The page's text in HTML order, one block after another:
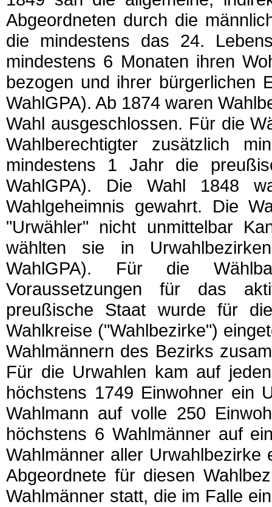
Abgeordneten durch die
die mindestens das 24.
mindestens 6 Monaten ihren
bezogen und ihrer bürgerlichen
WahlGPA). Ab 1874 waren
Wahl ausgeschlossen. Für die
Wahlberechtigter zusätzlich
mindestens 1 Jahr die
WahlGPA). Die Wahl 1848
Wahlgeheimnis gewahrt. Die
"Urwähler" nicht unmittelbar
wählten sie in
WahlGPA). Für die
Voraussetzungen für das
preußische Staat wurde für
Wahlkreise ("Wahlbezirke")
Wahlmännern des Bezirks
Für die Urwahlen kam auf
höchstens 1749 Einwohner ein
Wahlmann auf volle 250
höchstens 6 Wahlmänner auf
Wahlmänner aller
Abgeordnete für diesen
Wahlmänner statt, die im Falle